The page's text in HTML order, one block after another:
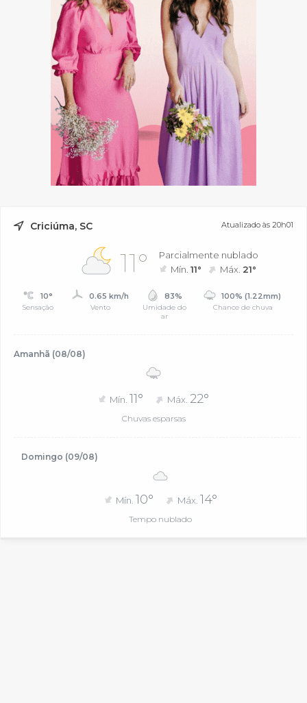
Criciúma, SC Atualizado às 20h01
11°
Parcialmente nublado
Mín.11° Máx. 21°
10°
Sensação
0.65 km/h
Vento
83%
Umidade do
ar
100% (1.22mm)
Chance de chuva
Amanhã (08/08)
Mín. 11° Máx. 22°
Chuvas esparsas
Domingo (09/08)
Mín. 10° Máx. 14°
Tempo nublado